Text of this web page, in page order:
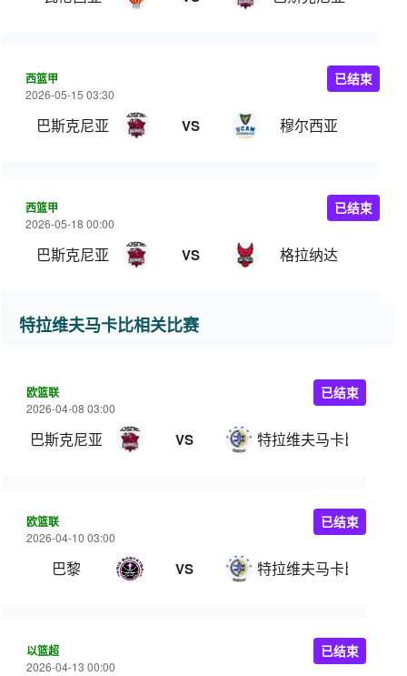
西篮甲
2026-05-15 03:30
巴斯克尼亚 VS 穆尔西亚
已结束
西篮甲
2026-05-18 00:00
巴斯克尼亚 VS 格拉纳达
已结束
特拉维夫马卡比相关比赛
欧篮联
2026-04-08 03:00
巴斯克尼亚 VS 特拉维夫马卡比
已结束
欧篮联
2026-04-10 03:00
巴黎 VS 特拉维夫马卡比
已结束
以篮超
2026-04-13 00:00
已结束